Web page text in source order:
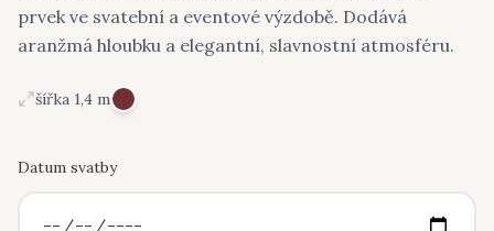
prvek ve svatební a eventové výzdobě. Dodává
aranžmá hloubku a elegantní, slavnostní atmosféru.
šířka 1,4 m
Datum svatby